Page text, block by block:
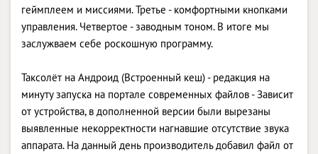
геймплеем и миссиями. Третье - комфортными кнопками
управления. Четвертое - заводным тоном. В итоге мы
заслужваем себе роскошную программу.
Таксолёт на Андроид (Встроенный кеш) - редакция на
минуту запуска на портале современных файлов - Зависит
от устройства, в дополненной версии были вырезаны
выявленные некорректности нагнавшие отсутствие звука
аппарата. На данный день производитель добавил файл от